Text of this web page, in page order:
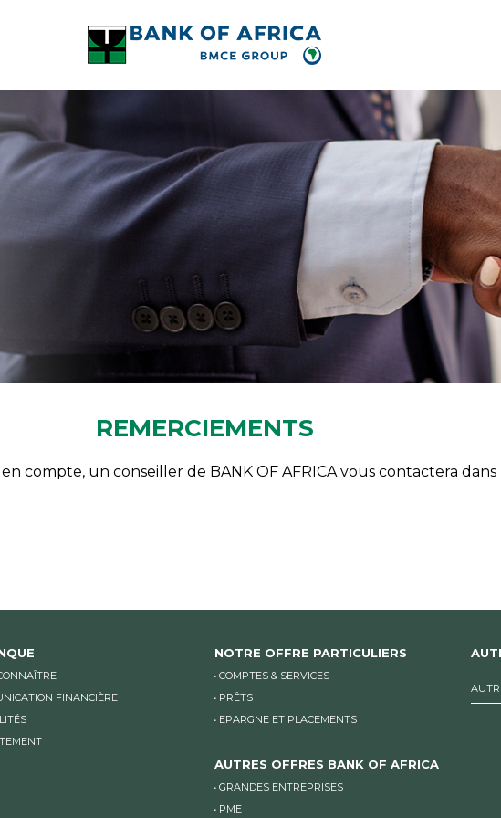
REMERCIEMENTS
compte, un conseiller de BANK OF AFRICA vous contactera dans
FINANCIÈRE
NOTRE OFFRE PARTICULIERS
COMPTES & SERVICES
PRÊTS
EPARGNE ET PLACEMENTS
AUTRES OFFRES BANK OF AFRICA
GRANDES ENTREPRISES
PME